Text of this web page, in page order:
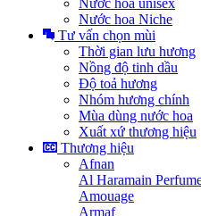
Nước hoa Niche
Tư vấn chọn mùi
Thời gian lưu hương
Nồng độ tinh dầu
Độ toả hương
Nhóm hương chính
Mùa dùng nước hoa
Xuất xứ thương hiệu
Thương hiệu
Afnan
Al Haramain
Amouage
Armaf